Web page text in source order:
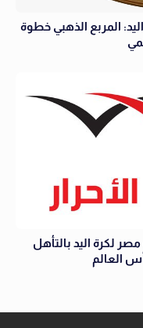
المربع الذهبي خطوة
لكرة اليد بالتأهل
العالم